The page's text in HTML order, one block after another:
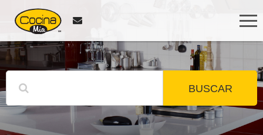
BUSCAR